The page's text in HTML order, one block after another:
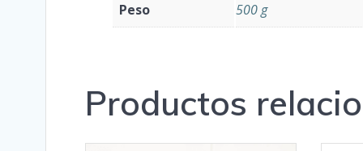
Peso
500 g
Productos